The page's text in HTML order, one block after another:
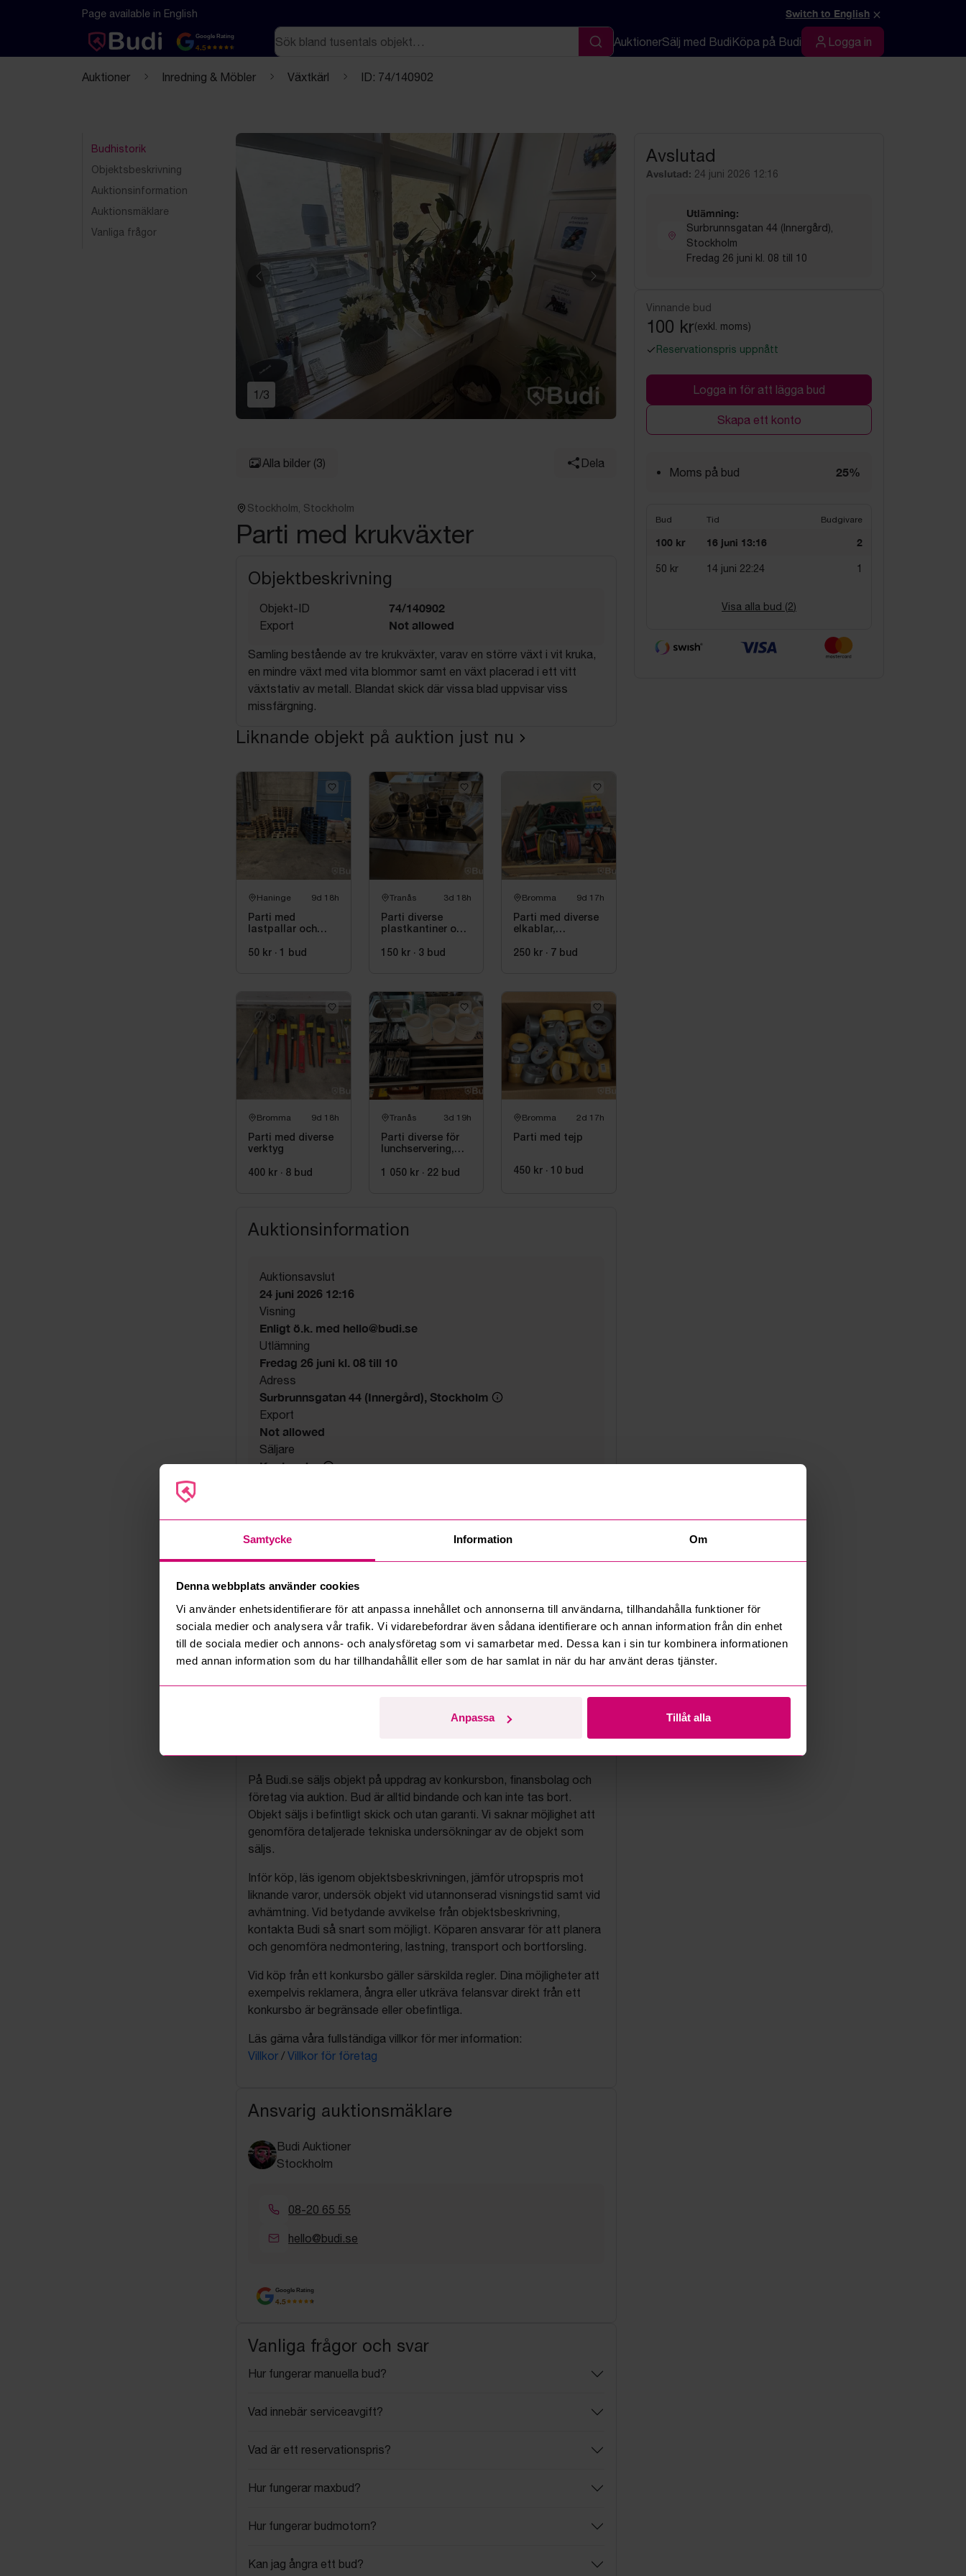
Samtycke Information Om
Denna webbplats använder cookies
Vi använder enhetsidentifierare för att anpassa innehållet och annonserna till användarna, tillhandahålla funktioner för
sociala medier och analysera vår trafik. Vi vidarebefordrar även sådana identifierare och annan information från din enhet
till de sociala medier och annons- och analysföretag som vi samarbetar med. Dessa kan i sin tur kombinera informationen
med annan information som du har tillhandahållit eller som de har samlat in när du har använt deras tjänster.
Anpassa Tillåt alla
Hoppa till innehåll
Textbaserad (markdown) version av denna sida
Page available in English Switch to English ×
Google Rating
4.5
Sök
Sök
AuktionerSälj med BudiKöpa på Budi Logga in
Logga in
Auktioner Inredning & Möbler Växtkärl ID: 74/140902
Budhistorik
Objektsbeskrivning
Auktionsinformation
Auktionsmäklare
Vanliga frågor
Föregående Nästa
1 /3
Alla bilder (3) Dela
Stockholm, Stockholm
Parti med krukväxter
Objektbeskrivning
Objekt-ID 74/140902
Export Not allowed
Samling bestående av tre krukväxter, varav en större växt i vit kruka,
en mindre växt med vita blommor samt en växt placerad i ett vitt
växtstativ av metall. Blandat skick där vissa blad uppvisar viss
missfärgning.
Liknande objekt på auktion just nu
Haninge 9d 18h
Parti med
lastpallar och
st
50 kr · 1 bud
Tranås 3d 18h
Parti diverse
plastkantiner och
150 kr · 3 bud
Bromma 9d 17h
Parti med diverse
elkablar,
fördelningscentraler
250 kr · 7 bud
Bromma 9d 18h
Parti med diverse
verktyg
400 kr · 8 bud
Tranås 3d 19h
Parti diverse för
lunchservering,
glas och bestick
1 050 kr · 22 bud
Bromma 2d 17h
Parti med tejp
450 kr · 10 bud
Auktionsinformation
Auktionsavslut
24 juni 2026 12:16
Visning
Enligt ö.k. med hello@budi.se
Utlämning
Fredag 26 juni kl. 08 till 10
Adress
Surbrunnsgatan 44 (Innergård), Stockholm
Export
Not allowed
Säljare
Konkursbo
På Budi.se säljs objekt på uppdrag av konkursbon, finansbolag och
företag via auktion. Bud är alltid bindande och kan inte tas bort.
Objekt säljs i befintligt skick och utan garanti. Vi saknar möjlighet att
genomföra detaljerade tekniska undersökningar av de objekt som
säljs.
Inför köp, läs igenom objektsbeskrivningen, jämför utropspris mot
liknande varor, undersök objekt vid utannonserad visningstid samt vid
avhämtning. Vid betydande avvikelse från objektsbeskrivning,
kontakta Budi så snart som möjligt. Köparen ansvarar för att planera
och genomföra nedmontering, lastning, transport och bortforsling.
Vid köp från ett konkursbo gäller särskilda regler. Dina möjligheter att
exempelvis reklamera, ångra eller utkräva felansvar direkt från ett
konkursbo är begränsade eller obefintliga.
Läs gärna våra fullständiga villkor för mer information:
Villkor / Villkor för företag
Ansvarig auktionsmäklare
Budi Auktioner
Stockholm
08-20 65 55
hello@budi.se
Google Rating
4.5
Vanliga frågor och svar
Hur fungerar manuella bud?
Vad innebär serviceavgift?
Vad är ett reservationspris?
Hur fungerar maxbud?
Hur fungerar budmotorn?
Kan jag ångra ett bud?
Avslutad
Avslutad: 24 juni 2026 12:16
Utlämning:
Surbrunnsgatan 44 (Innergård),
Stockholm
Fredag 26 juni kl. 08 till 10
Vinnande bud
100 kr(exkl. moms)
Reservationspris uppnått
Logga in för att lägga bud
Skapa ett konto
Moms på bud 25%
Bud Tid Budgivare
100 kr 16 juni 13:16 2
50 kr 14 juni 22:24 1
Visa alla bud (2)